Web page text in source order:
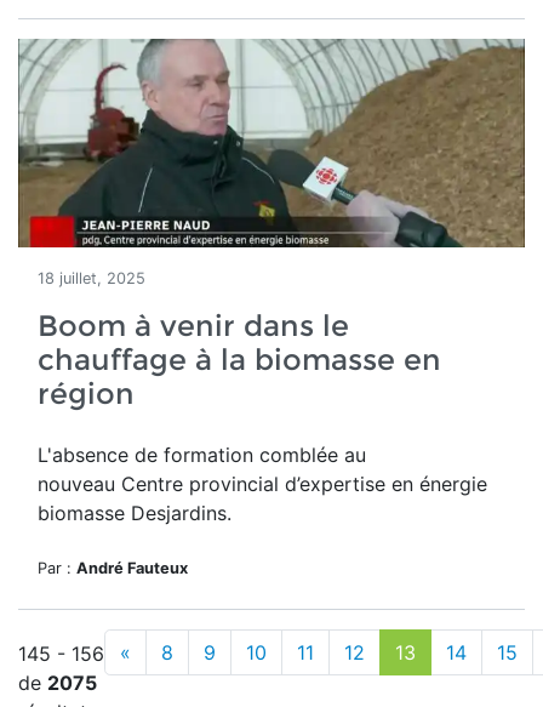
18 juillet, 2025
Boom à venir dans le
chauffage à la biomasse en
région
L'absence de formation comblée au
nouveau Centre provincial d’expertise en énergie
biomasse Desjardins.
Par : André Fauteux
145 - 156
de 2075
« 8 9 10 11 12 13 14 15